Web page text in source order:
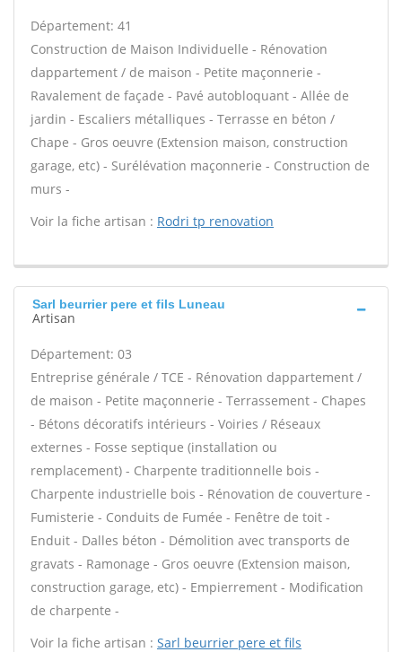
Département: 41
Construction de Maison Individuelle - Rénovation
dappartement / de maison - Petite maçonnerie -
Ravalement de façade - Pavé autobloquant - Allée de
jardin - Escaliers métalliques - Terrasse en béton /
Chape - Gros oeuvre (Extension maison, construction
garage, etc) - Surélévation maçonnerie - Construction de
murs -
Voir la fiche artisan : Rodri tp renovation
Sarl beurrier pere et fils Luneau
Artisan
Département: 03
Entreprise générale / TCE - Rénovation dappartement /
de maison - Petite maçonnerie - Terrassement - Chapes
- Bétons décoratifs intérieurs - Voiries / Réseaux
externes - Fosse septique (installation ou
remplacement) - Charpente traditionnelle bois -
Charpente industrielle bois - Rénovation de couverture -
Fumisterie - Conduits de Fumée - Fenêtre de toit -
Enduit - Dalles béton - Démolition avec transports de
gravats - Ramonage - Gros oeuvre (Extension maison,
construction garage, etc) - Empierrement - Modification
de charpente -
Voir la fiche artisan : Sarl beurrier pere et fils